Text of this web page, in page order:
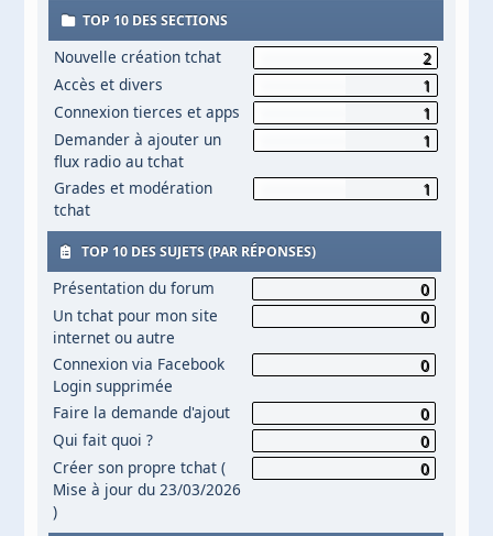
TOP 10 DES SECTIONS
Nouvelle création tchat
2
Accès et divers
1
Connexion tierces et apps
1
Demander à ajouter un
flux radio au tchat
1
Grades et modération
tchat
1
TOP 10 DES SUJETS (PAR RÉPONSES)
Présentation du forum
0
Un tchat pour mon site
internet ou autre
0
Connexion via Facebook
Login supprimée
0
Faire la demande d'ajout
0
Qui fait quoi ?
0
Créer son propre tchat (
Mise à jour du 23/03/2026
)
0